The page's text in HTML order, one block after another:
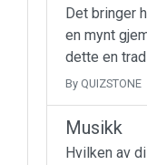
Det bringer
en mynt
dette en
By QUIZSTONE
Musikk
Hvilken av